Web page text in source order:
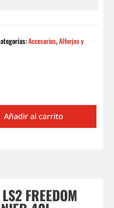
Accesorios,Alforjas y
Añadir al carrito
FREEDOM